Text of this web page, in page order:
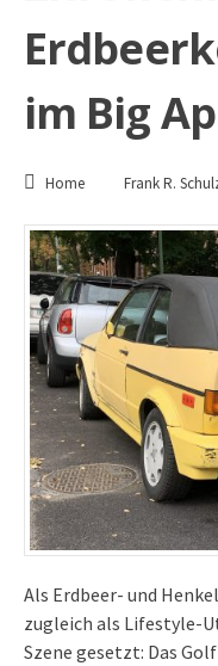
im Big
Home Frank R.
Als Erdbeer- und
zugleich als Lifestyle-
Szene gesetzt: Das